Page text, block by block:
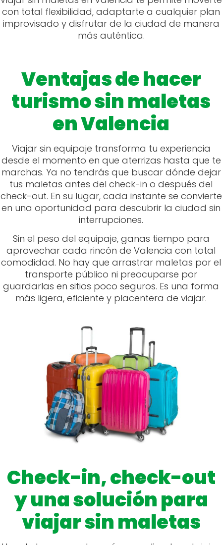
con total flexibilidad, adaptarte a cualquier plan
improvisado y disfrutar de la ciudad de manera
más auténtica.
Ventajas de hacer
turismo sin maletas
en Valencia
Viajar sin equipaje transforma tu experiencia
desde el momento en que aterrizas hasta que te
marchas. Ya no tendrás que buscar dónde dejar
tus maletas antes del check-in o después del
check-out. En su lugar, cada instante se convierte
en una oportunidad para descubrir la ciudad sin
interrupciones.
Sin el peso del equipaje, ganas tiempo para
aprovechar cada rincón de Valencia con total
comodidad. No hay que arrastrar maletas por el
transporte público ni preocuparse por
guardarlas en sitios poco seguros. Es una forma
más ligera, eficiente y placentera de viajar.
Check-in, check-out
y una solución para
viajar sin maletas